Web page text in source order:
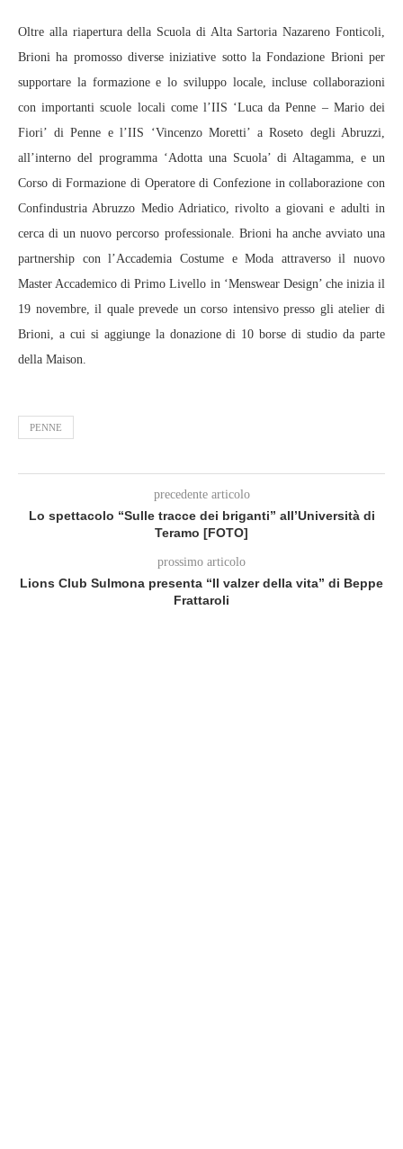
Oltre alla riapertura della Scuola di Alta Sartoria Nazareno Fonticoli,
Brioni ha promosso diverse iniziative sotto la Fondazione Brioni per
supportare la formazione e lo sviluppo locale, incluse collaborazioni
con importanti scuole locali come l’IIS ‘Luca da Penne – Mario dei
Fiori’ di Penne e l’IIS ‘Vincenzo Moretti’ a Roseto degli Abruzzi,
all’interno del programma ‘Adotta una Scuola’ di Altagamma, e un
Corso di Formazione di Operatore di Confezione in collaborazione con
Confindustria Abruzzo Medio Adriatico, rivolto a giovani e adulti in
cerca di un nuovo percorso professionale. Brioni ha anche avviato una
partnership con l’Accademia Costume e Moda attraverso il nuovo
Master Accademico di Primo Livello in ‘Menswear Design’ che inizia il
19 novembre, il quale prevede un corso intensivo presso gli atelier di
Brioni, a cui si aggiunge la donazione di 10 borse di studio da parte
della Maison.
PENNE
precedente articolo
Lo spettacolo “Sulle tracce dei briganti” all’Università di
Teramo [FOTO]
prossimo articolo
Lions Club Sulmona presenta “Il valzer della vita” di Beppe
Frattaroli